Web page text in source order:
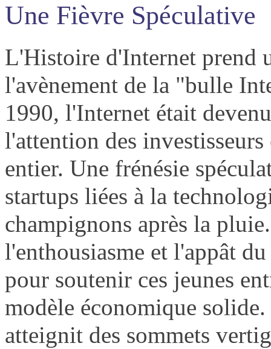
Une Fièvre Spéculative
L'Histoire d'Internet prend
l'avènement de la "bulle
1990, l'Internet était
l'attention des
entier. Une frénésie
startups liées à la
champignons après la
l'enthousiasme et l'appât
pour soutenir ces jeunes
modèle économique
atteignit des sommets